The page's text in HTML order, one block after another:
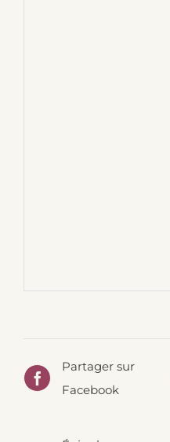
Partager sur
Facebook